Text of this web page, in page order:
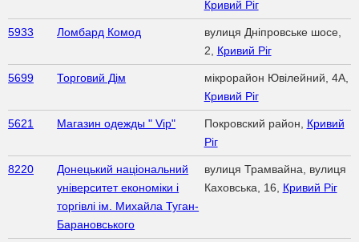
Кривий Ріг
5933 Ломбард Комод
вулиця Дніпровське шосе,
2, Кривий Ріг
5699 Торговий Дім
мікрорайон Ювілейний, 4А,
Кривий Ріг
5621 Магазин одежды " Vip" Покровский район, Кривий
Ріг
8220
Донецький національний
університет економіки і
торгівлі ім. Михайла Туган-
Барановського
вулиця Трамвайна, вулиця
Каховська, 16, Кривий Ріг